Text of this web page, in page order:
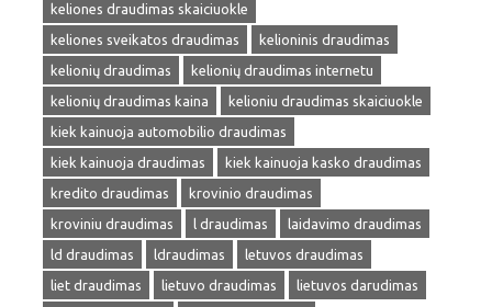
keliones draudimas skaiciuokle
keliones sveikatos draudimas
kelioninis draudimas
kelionių draudimas
kelionių draudimas internetu
kelionių draudimas kaina
kelioniu draudimas skaiciuokle
kiek kainuoja automobilio draudimas
kiek kainuoja draudimas
kiek kainuoja kasko draudimas
kredito draudimas
krovinio draudimas
kroviniu draudimas
l draudimas
laidavimo draudimas
ld draudimas
ldraudimas
letuvos draudimas
liet draudimas
lietuvo draudimas
lietuvos darudimas